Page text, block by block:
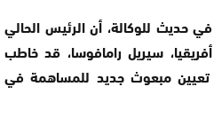
حديث للوكالة، أن الرئيس الحالي
سيريل رامافوسا، قد خاطب
تعيين مبعوث جديد للمساهمة في